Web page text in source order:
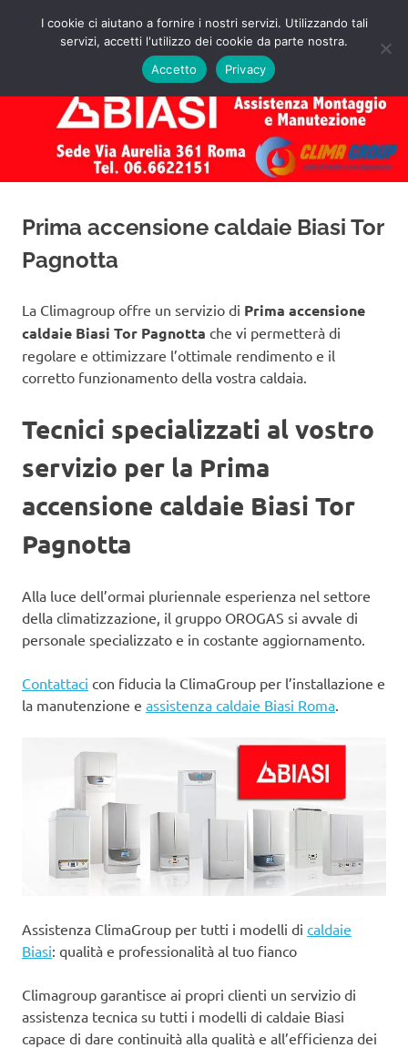
Assistenza
Caldaie
Biasi
Roma
Preventivo!
MENU
Prima accensione caldaie Biasi Tor
Pagnotta
La Climagroup offre un servizio di Prima accensione
caldaie Biasi Tor Pagnotta che vi permetterà di
regolare e ottimizzare l’ottimale rendimento e il
corretto funzionamento della vostra caldaia.
Tecnici specializzati al vostro
servizio per la Prima
accensione caldaie Biasi Tor
Pagnotta
Alla luce dell’ormai pluriennale esperienza nel settore
della climatizzazione, il gruppo OROGAS si avvale di
personale specializzato e in costante aggiornamento.
Contattaci con fiducia la ClimaGroup per l’installazione e
la manutenzione e assistenza caldaie Biasi Roma.
Assistenza ClimaGroup per tutti i modelli di caldaie
Biasi: qualità e professionalità al tuo fianco
Climagroup garantisce ai propri clienti un servizio di
assistenza tecnica su tutti i modelli di caldaie Biasi
capace di dare continuità alla qualità e all’efficienza dei
I cookie ci aiutano a fornire i nostri servizi. Utilizzando tali
servizi, accetti l'utilizzo dei cookie da parte nostra.
Accetto
Privacy